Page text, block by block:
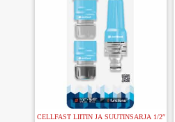
CELLFAST LIITIN JA SUUTINSARJA 1/2″